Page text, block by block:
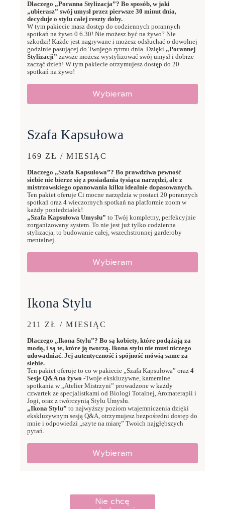
Dlaczego „Poranna Stylizacja”? Bo sposób, w jaki
„ubierasz” swój umysł przez pierwsze 30 minut dnia,
decyduje o stylu całej reszty doby.
W tym pakiecie masz dostęp do codziennych porannych
spotkań na żywo 0 6.30! Nie możesz być na żywo? Nie
szkodzi! Każde jest nagrywane i możesz odsłuchać o dowolnej
godzinie pasującej do Twojego rytmu dnia. Dzięki „Porannej
Stylizacji” zawsze możesz wystylizować swój umysł i dobrze
zacząć dzień! W tym pakiecie otrzymujesz dostęp do 20
spotkań na żywo!
Wybieram
Szafa Kapsułowa
169 ZŁ / MIESIĄC
Dlaczego „Szafa Kapsułowa”? Bo prawdziwa pewność
siebie nie bierze się z posiadania tysiąca narzędzi, ale z
mistrzowskiego opanowania kilku idealnie dopasowanych.
Ten pakiet oferuje Ci mocne narzędzia w postaci 20 porannych
spotkań oraz 4 wieczornych spotkań na platformie zoom w
każdy poniedziałek!
„Szafa Kapsułowa Umysłu” to Twój kompletny, perfekcyjnie
zorganizowany system. To nie jest już tylko codzienna
stylizacja, to budowanie całej, wszechstronnej garderoby
mentalnej.
Wybieram
Ikona Stylu
211 ZŁ / MIESIĄC
Dlaczego „Ikona Stylu”? Bo są kobiety, które podążają za
modą, i są te, które ją tworzą. Ikona stylu nie musi niczego
udowadniać. Jej autentyczność i spójność mówią same za
siebie.
Ten pakiet oferuje to co w pakiecie „Szafa Kapsułowa” oraz 4
Sesje Q&A na żywo -Twoje ekskluzywne, kameralne
spotkania w „Atelier Mistrzyni” prowadzone w każdy
czwartek ze specjalistkami od Biologi Totalnej, Aromaterapii i
Jogi, oraz z twórczynią Stylu Umysłu.
„Ikona Stylu” to najwyższy poziom wtajemniczenia dzięki
ekskluzywnym sesją Q&A, otrzymujesz bezpośredni dostęp do
mnie i odpowiedzi „szyte na miarę” Twoich najgłębszych
pytań.
Wybieram
Nie chcę